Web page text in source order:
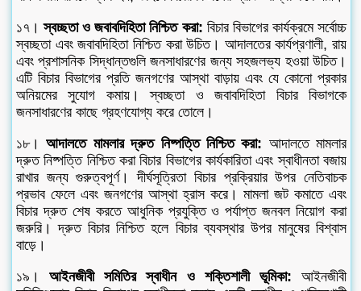
১৭।স্বচ্ছতা ও জবাবদিহিতা নিশ্চিত করা: বিচার বিভাগের কার্যক্রমে সর্বোচ্চ
স্বচ্ছতা এবং জবাবদিহিতা নিশ্চিত করা উচিত। আদালতের কার্যপ্রণালী, রায়
এবং প্রশাসনিক সিদ্ধান্তগুলি জনসাধারণের জন্য সহজলভ্য হওয়া উচিত।
এটি বিচার বিভাগের প্রতি জনগণের আস্থা বাড়ায় এবং যে কোনো প্রকার
অনিয়মের সুযোগ কমায়। স্বচ্ছতা ও জবাবদিহিতা বিচার বিভাগকে
জনসাধারণের কাছে গ্রহণযোগ্য করে তোলে।
১৮।আদালতে মামলার দ্রুত নিষ্পত্তি নিশ্চিত করা: আদালতে মামলার
দ্রুত নিষ্পত্তি নিশ্চিত করা বিচার বিভাগের কার্যকারিতা এবং স্বাধীনতা বজায়
রাখার জন্য গুরুত্বপূর্ণ। দীর্ঘসূত্রিতা বিচার প্রক্রিয়ার উপর নেতিবাচক
প্রভাব ফেলে এবং জনগণের আস্থা হ্রাস করে। মামলা জট কমাতে এবং
বিচার দ্রুত শেষ করতে আধুনিক প্রযুক্তি ও পর্যাপ্ত জনবল নিয়োগ করা
জরুরি। দ্রুত বিচার নিশ্চিত হলে বিচার ব্যবস্থার উপর মানুষের বিশ্বাস
বাড়ে।
১৯।আইনজীবী সমিতির স্বাধীন ও শক্তিশালী ভূমিকা: আইনজীবী